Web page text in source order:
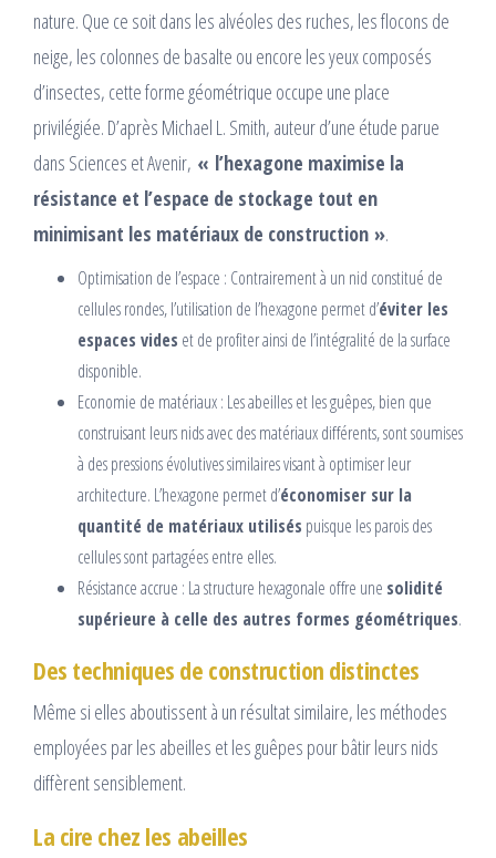
nature. Que ce soit dans les alvéoles des ruches, les flocons de
neige, les colonnes de basalte ou encore les yeux composés
d’insectes, cette forme géométrique occupe une place
privilégiée. D’après Michael L. Smith, auteur d’une étude parue
dans Sciences et Avenir, « l’hexagone maximise la
résistance et l’espace de stockage tout en
minimisant les matériaux de construction ».
Optimisation de l’espace : Contrairement à un nid constitué de
cellules rondes, l’utilisation de l’hexagone permet d’éviter les
espaces vides et de profiter ainsi de l’intégralité de la surface
disponible.
Economie de matériaux : Les abeilles et les guêpes, bien que
construisant leurs nids avec des matériaux différents, sont soumises
à des pressions évolutives similaires visant à optimiser leur
architecture. L’hexagone permet d’économiser sur la
quantité de matériaux utilisés puisque les parois des
cellules sont partagées entre elles.
Résistance accrue : La structure hexagonale offre une solidité
supérieure à celle des autres formes géométriques.
Des techniques de construction distinctes
Même si elles aboutissent à un résultat similaire, les méthodes
employées par les abeilles et les guêpes pour bâtir leurs nids
diffèrent sensiblement.
La cire chez les abeilles